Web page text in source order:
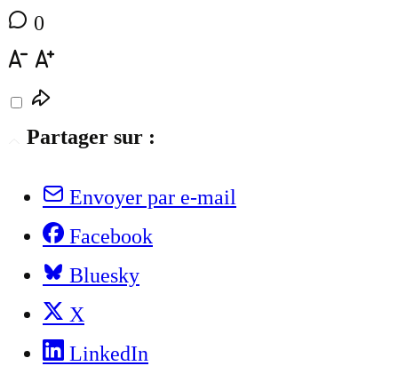
0
Partager sur :
Envoyer par e-mail
Facebook
Bluesky
X
LinkedIn